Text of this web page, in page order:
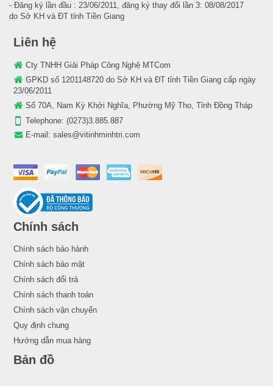
- Đăng ký lần đầu : 23/06/2011, đăng ký thay đổi lần 3: 08/08/2017
do Sở KH và ĐT tỉnh Tiền Giang
Liên hệ
Cty TNHH Giải Pháp Công Nghệ MTCom
GPKD số 1201148720 do Sở KH và ĐT tỉnh Tiền Giang cấp ngày
23/06/2011
Số 70A, Nam Kỳ Khởi Nghĩa, Phường Mỹ Tho, Tỉnh Đồng Tháp
Telephone: (0273)3.885.887
E-mail: sales@vitinhminhtri.com
Chính sách
Chính sách bảo hành
Chính sách bảo mật
Chính sách đổi trả
Chính sách thanh toán
Chính sách vận chuyển
Quy định chung
Hướng dẫn mua hàng
Bản đồ